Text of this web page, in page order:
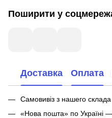
Поширити у
Доставка Оплата
Самовивіз з нашего
«Нова пошта» по Україні